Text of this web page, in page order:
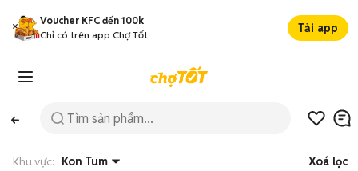
Voucher KFC đến 100k
Chỉ có trên app Chợ Tốt
Tải app
Khu vực: Kon Tum Xoá lọc